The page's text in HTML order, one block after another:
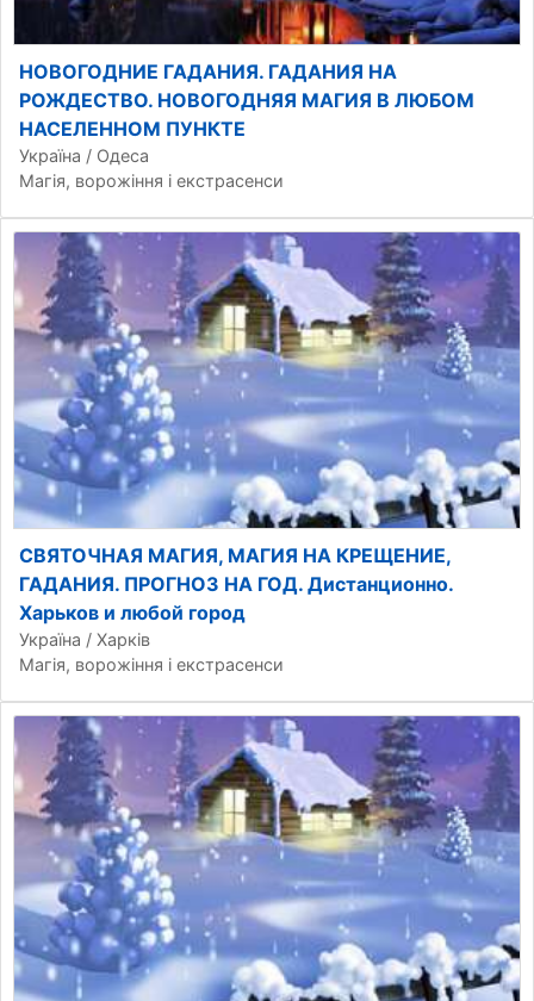
НОВОГОДНИЕ ГАДАНИЯ. ГАДАНИЯ НА
РОЖДЕСТВО. НОВОГОДНЯЯ МАГИЯ В ЛЮБОМ
НАСЕЛЕННОМ ПУНКТЕ
Україна / Одеса
Магія, ворожіння і екстрасенси
СВЯТОЧНАЯ МАГИЯ, МАГИЯ НА КРЕЩЕНИЕ,
ГАДАНИЯ. ПРОГНОЗ НА ГОД. Дистанционно.
Харьков и любой город
Україна / Харків
Магія, ворожіння і екстрасенси